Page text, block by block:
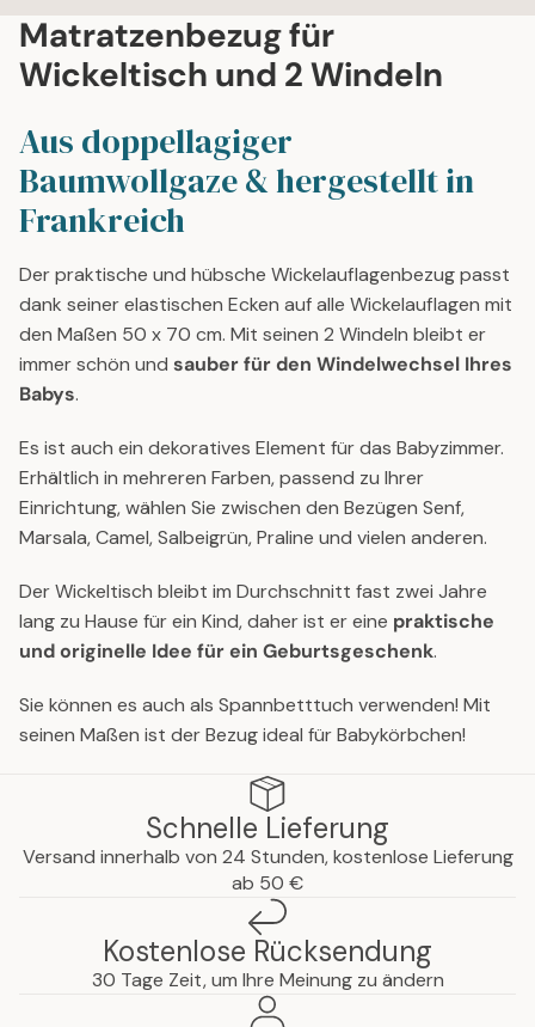
A
R
C
E
9
€
U
P
R
3
9
€
Matratzenbezug für
Wickeltisch und 2 Windeln
Aus doppellagiger
Baumwollgaze & hergestellt in
Frankreich
Der praktische und hübsche Wickelauflagenbezug passt
dank seiner elastischen Ecken auf alle Wickelauflagen mit
den Maßen 50 x 70 cm. Mit seinen 2 Windeln bleibt er
immer schön und sauber für den Windelwechsel Ihres
Babys.
Es ist auch ein dekoratives Element für das Babyzimmer.
Erhältlich in mehreren Farben, passend zu Ihrer
Einrichtung, wählen Sie zwischen den Bezügen Senf,
Marsala, Camel, Salbeigrün, Praline und vielen anderen.
Der Wickeltisch bleibt im Durchschnitt fast zwei Jahre
lang zu Hause für ein Kind, daher ist er eine praktische
und originelle Idee für ein Geburtsgeschenk.
Sie können es auch als Spannbetttuch verwenden! Mit
seinen Maßen ist der Bezug ideal für Babykörbchen!
Schnelle Lieferung
Versand innerhalb von 24 Stunden, kostenlose Lieferung
ab 50 €
Kostenlose Rücksendung
30 Tage Zeit, um Ihre Meinung zu ändern